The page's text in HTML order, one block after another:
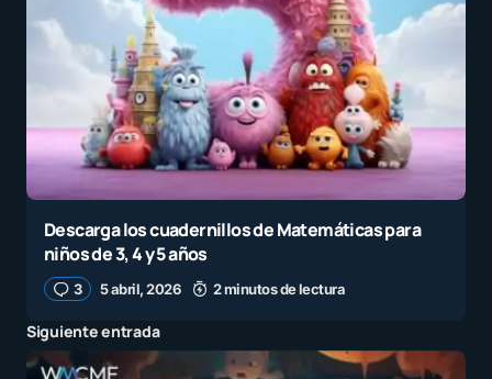
Descarga los cuadernillos de Matemáticas para
niños de 3, 4 y 5 años
3 5 abril, 2026 2 minutos de lectura
Siguiente entrada